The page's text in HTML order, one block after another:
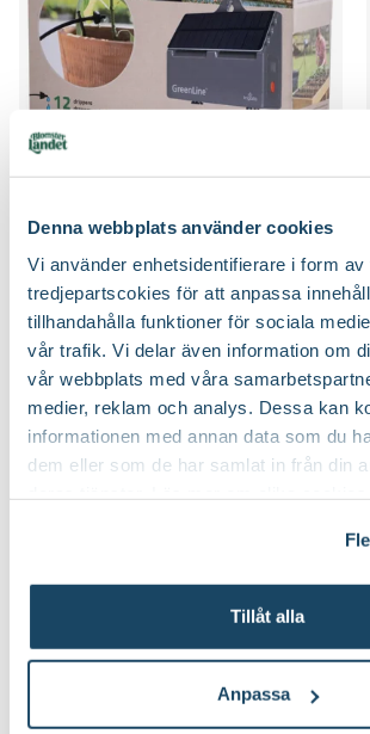
Denna webbplats använder cookies
Vi använder enhetsidentifierare i form
tredjepartscokies för att anpassa
tillhandahålla funktioner för sociala
vår trafik. Vi delar även information om
vår webbplats med våra
medier, reklam och analys. Dessa kan
informationen med annan data som du
dem eller som de har samlat in från din
Tillåt alla
Anpassa
1099:-
Välj butik
Online
Fåtal i lager
Till Produkten
till
Bygg ihop ditt bevattningssystem från